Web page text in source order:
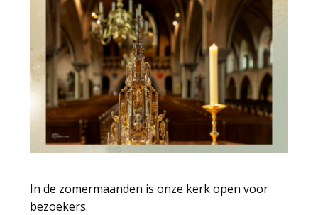
In de zomermaanden is onze kerk open voor
bezoekers.